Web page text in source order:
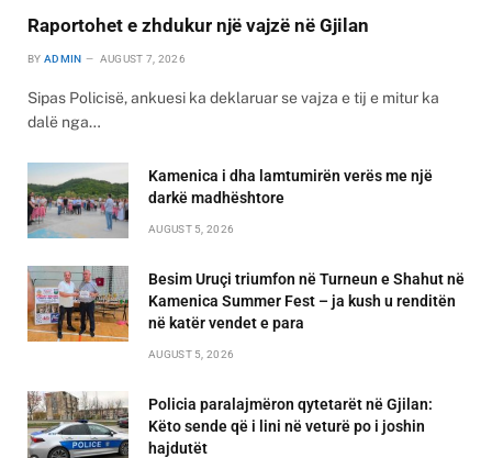
Raportohet e zhdukur një vajzë në Gjilan
BY ADMIN AUGUST 7, 2026
Sipas Policisë, ankuesi ka deklaruar se vajza e tij e mitur ka
dalë nga…
Kamenica i dha lamtumirën verës me një
darkë madhështore
AUGUST 5, 2026
Besim Uruçi triumfon në Turneun e Shahut në
Kamenica Summer Fest – ja kush u renditën
në katër vendet e para
AUGUST 5, 2026
Policia paralajmëron qytetarët në Gjilan:
Këto sende që i lini në veturë po i joshin
hajdutët